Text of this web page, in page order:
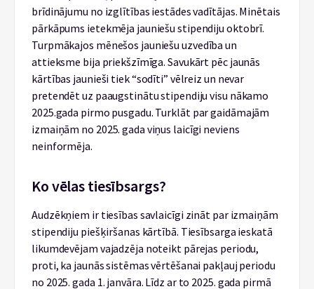
brīdinājumu no izglītības iestādes vadītājas. Minētais
pārkāpums ietekmēja jauniešu stipendiju oktobrī.
Turpmākajos mēnešos jauniešu uzvedība un
attieksme bija priekšzīmīga. Savukārt pēc jaunās
kārtības jaunieši tiek “sodīti” vēlreiz un nevar
pretendēt uz paaugstinātu stipendiju visu nākamo
2025.gada pirmo pusgadu. Turklāt par gaidāmajām
izmaiņām no 2025. gada viņus laicīgi neviens
neinformēja.
Ko vēlas tiesībsargs?
Audzēkņiem ir tiesības savlaicīgi zināt par izmaiņām
stipendiju piešķiršanas kārtībā. Tiesībsarga ieskatā
likumdevējam vajadzēja noteikt pārejas periodu,
proti, ka jaunās sistēmas vērtēšanai pakļauj periodu
no 2025. gada 1. janvāra. Līdz ar to 2025. gada pirmā